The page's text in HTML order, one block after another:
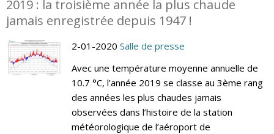
2019 : la troisième année la plus chaude
jamais enregistrée depuis 1947 !
2-01-2020 Salle de presse
Avec une température moyenne annuelle de
10.7 °C, l’année 2019 se classe au 3ème rang
des années les plus chaudes jamais
observées dans l’histoire de la station
météorologique de l’aéroport de